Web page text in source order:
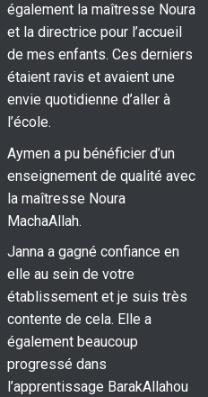
également la maîtresse Noura
et la directrice pour l’accueil
de mes enfants. Ces derniers
étaient ravis et avaient une
envie quotidienne d’aller à
l’école.
Aymen a pu bénéficier d’un
enseignement de qualité avec
la maîtresse Noura
MachaAllah.
Janna a gagné confiance en
elle au sein de votre
établissement et je suis très
contente de cela. Elle a
également beaucoup
progressé dans
l’apprentissage BarakAllahou